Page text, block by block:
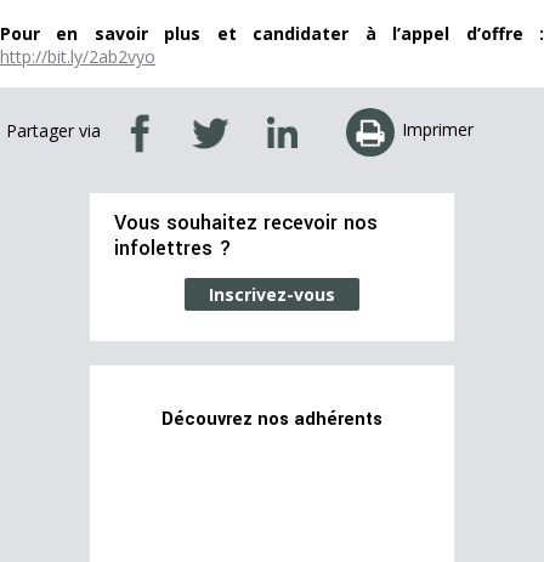
Pour en savoir plus et candidater à l’appel d’offre :
http://bit.ly/2ab2vyo
Partager via Imprimer
Vous souhaitez recevoir nos
infolettres ?
Inscrivez-vous
Découvrez nos adhérents